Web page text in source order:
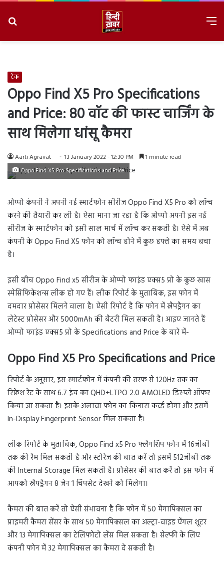
टेक
Oppo Find X5 Pro Specifications
and Price: 80 वॉट की फास्ट चार्जिंग के
साथ मिलेगा धांसू कैमरा
Aarti Agravat 13 January 2022 - 12:30 PM 1 minute read
Oppo Find X5 Pro Specifications and Price
ओप्पो कंपनी ने अपनी नई स्मार्टफोन सीरीज Oppo Find X5 Pro को लॉन्च
करने की तैयारी कर ली है। ऐसा माना जा रहा है कि ओप्पो अपनी इस नई
सीरीज के स्मार्टफोन को इसी साल मार्च में लॉन्च कर सकती है। ऐसे में अब
कंपनी के Oppo Find X5 फोन को लॉन्च होने में कुछ हफ्ते का समय बचा
है।
इसी बीच Oppo Find x5 सीरीज के ओप्पो फाइंड एक्स5 प्रो के कुछ खास
स्पेसिफिकेशन्स लीक हो गए हैं। लीक रिपोर्ट के मुताबिक, इस फोन में
दमदार प्रोसेसर मिलने वाला है। ऐसी रिपोर्ट है कि फोन में स्नैपड्रैगन का
लेटेस्ट प्रोसेसर और 5000mAh की बैटरी मिल सकती है। आइए जानते हैं
ओप्पो फाइंड एक्स5 प्रो के Specifications and Price के बारे में-
Oppo Find X5 Pro Specifications and Price
रिपोर्ट के अनुसार, इस स्मार्टफोन में कंपनी की तरफ से 120Hz तक का
रिफ्रेश रेट के साथ 6.7 इंच का QHD+LTPO 2.0 AMOLED डिस्प्ले ऑफर
किया जा सकता है। इसके अलावा फोन का किनारा कर्व्ड होगा और इसमें
In-Display Fingerprint Sensor मिल सकता है।
लीक रिपोर्ट के मुताबिक, Oppo Find x5 Pro फ्लैगशिप फोन में 16जीबी
तक की रैम मिल सकती है और स्टोरेज की बात करें तो इसमें 512जीबी तक
की Internal Storage मिल सकती है। प्रोसेसर की बात करें तो इस फोन में
आपको स्नैपड्रैगन 8 जेन 1 चिपसेट देखने को मिलेगा।
कैमरा की बात करें तो ऐसी संभावना है कि फोन में 50 मेगापिक्सल का
प्राइमरी कैमरा सेंसर के साथ 50 मेगापिक्सल का अल्ट्रा-वाइड ऐंगल शूटर
और 13 मेगापिक्सल का टेलिफोटो लेंस मिल सकता है। सेल्फी के लिए
कंपनी फोन में 32 मेगापिक्सल का कैमरा दे सकती है।